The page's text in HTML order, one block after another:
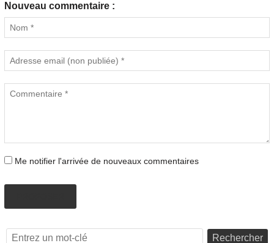
Nouveau commentaire :
Me notifier l'arrivée de nouveaux commentaires
Rechercher